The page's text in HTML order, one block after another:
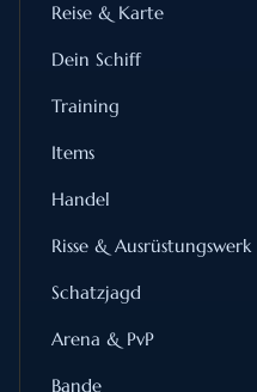
Reise & Karte
Dein Schiff
Training
Items
Handel
Risse & Ausrüstungswerk
Schatzjagd
Arena & PvP
Bande